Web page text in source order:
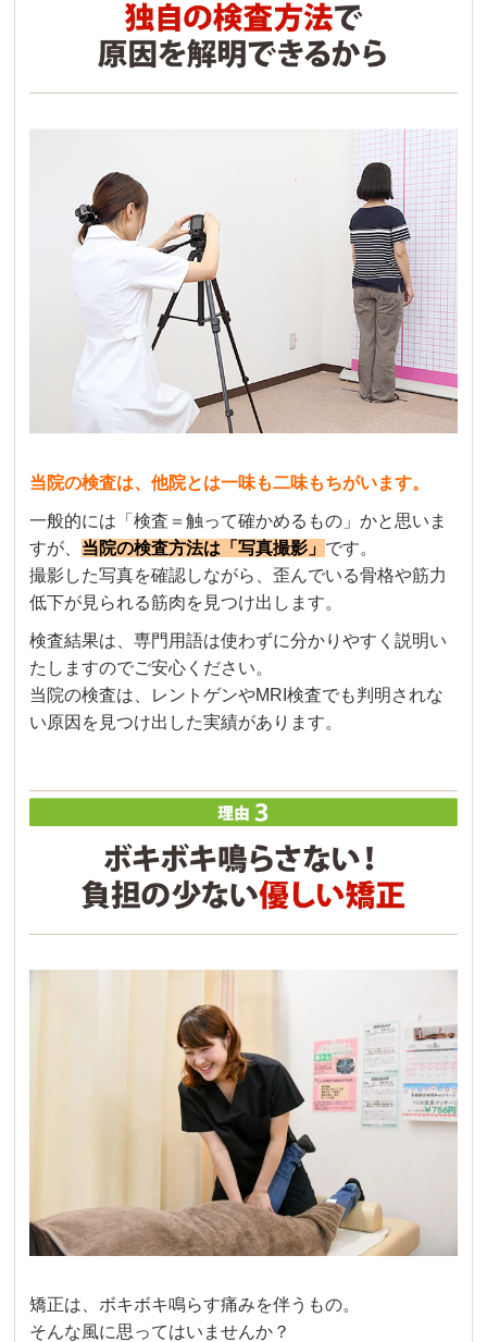
当院の検査は、他院とは一味も二味もちがいます。
一般的には「検査＝触って確かめるもの」かと思いま
すが、 当院の検査方法は「写真撮影」 です。
撮影した写真を確認しながら、歪んでいる骨格や筋力
低下が見られる筋肉を見つけ出します。
検査結果は、専門用語は使わずに分かりやすく説明い
たしますのでご安心ください。
当院の検査は、レントゲンやMRI検査でも判明されな
い原因を見つけ出した実績があります。
矯正は、ボキボキ鳴らす痛みを伴うもの。
そんな風に思ってはいませんか？